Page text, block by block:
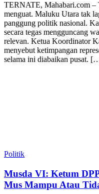
TERNATE, Mahabari.com –
menguat. Maluku Utara tak
panggung politik nasional.
secara tegas mengguncang
relevan. Ketua Koordinator
menyebut ketimpangan
selama ini diabaikan pusat.
Politik
Musda VI: Ketum
Mus Mampu Atau